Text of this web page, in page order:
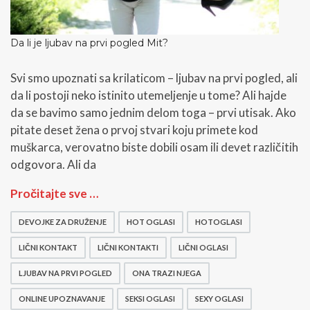
s
e
P
r
l
a
g
o
d
i
m
Da li je ljubav na prvi pogled Mit?
Svi smo upoznati sa krilaticom – ljubav na prvi pogled, ali
da li postoji neko istinito utemeljenje u tome? Ali hajde
da se bavimo samo jednim delom toga – prvi utisak. Ako
pitate deset žena o prvoj stvari koju primete kod
muškarca, verovatno biste dobili osam ili devet različitih
odgovora. Ali da
D
i
e
j
Pročitajte sve …
DEVOJKE ZA DRUŽENJE HOT OGLASI HOTOGLASI
LIČNI KONTAKT LIČNI KONTAKTI LIČNI OGLASI
LJUBAV NA PRVI POGLED ONA TRAZI NJEGA
ONLINE UPOZNAVANJE SEKSI OGLASI SEXY OGLASI